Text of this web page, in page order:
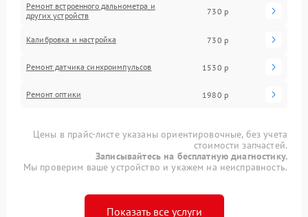
Ремонт встроенного дальнометра и
других устройств
730 р
Калибровка и настройка 730 р
Ремонт датчика синхроимпульсов 1530 р
Ремонт оптики 1980 р
Цены в прайс-листе указаны ориентировочные, без учета
стоимости запчастей.
Записывайтесь на бесплатную диагностику.
Мы проверим ваше устройство и укажем на неисправность.
Показать все услуги